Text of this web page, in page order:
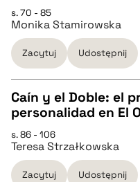
pobierz cytat
BIBTEX
pobierz cytat
s. 70 - 85
Monika Stamirowska
Zacytuj Udostępnij
pobierz cytat
Caín y el Doble: el
personalidad en El
s. 86 - 106
Teresa Strzałkowska
Zacytuj Udostępnij